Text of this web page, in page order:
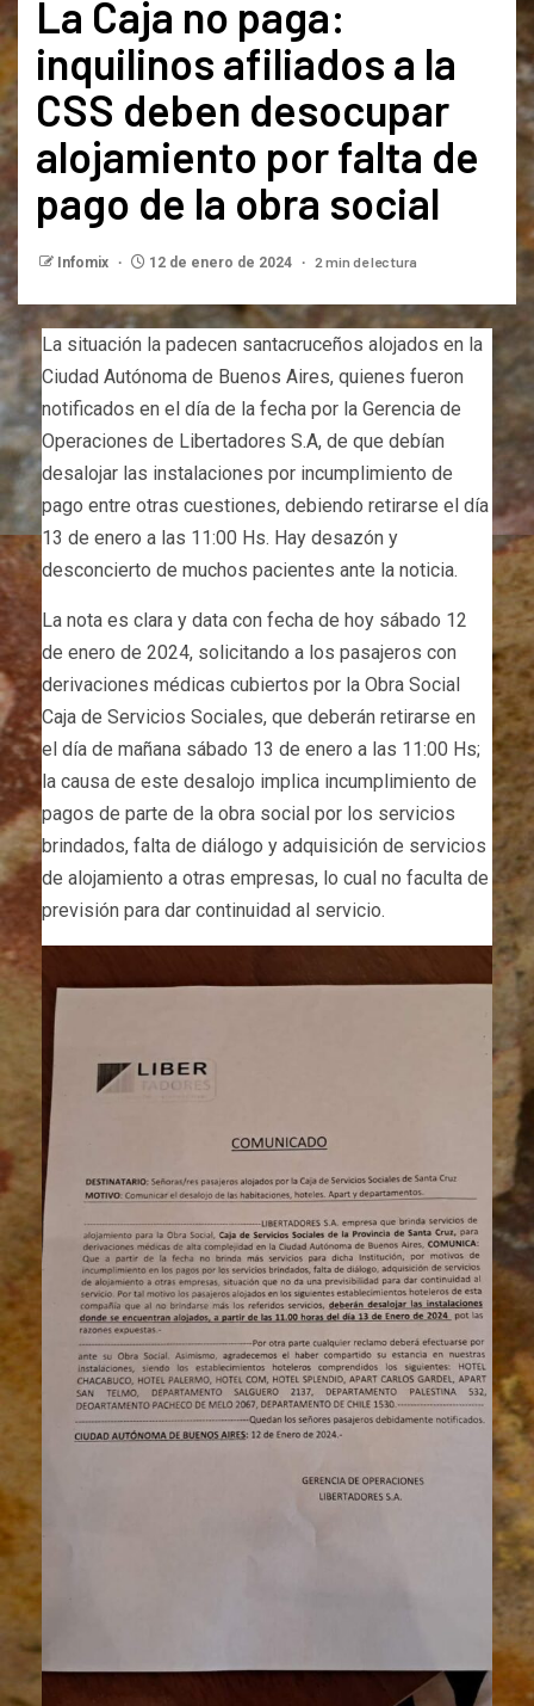
La Caja no paga:
inquilinos afiliados a la
CSS deben desocupar
alojamiento por falta de
pago de la obra social
Infomix 12 de enero de 2024 2 min de lectura
La situación la padecen santacruceños alojados en la
Ciudad Autónoma de Buenos Aires, quienes fueron
notificados en el día de la fecha por la Gerencia de
Operaciones de Libertadores S.A, de que debían
desalojar las instalaciones por incumplimiento de
pago entre otras cuestiones, debiendo retirarse el día
13 de enero a las 11:00 Hs. Hay desazón y
desconcierto de muchos pacientes ante la noticia.
La nota es clara y data con fecha de hoy sábado 12
de enero de 2024, solicitando a los pasajeros con
derivaciones médicas cubiertos por la Obra Social
Caja de Servicios Sociales, que deberán retirarse en
el día de mañana sábado 13 de enero a las 11:00 Hs;
la causa de este desalojo implica incumplimiento de
pagos de parte de la obra social por los servicios
brindados, falta de diálogo y adquisición de servicios
de alojamiento a otras empresas, lo cual no faculta de
previsión para dar continuidad al servicio.